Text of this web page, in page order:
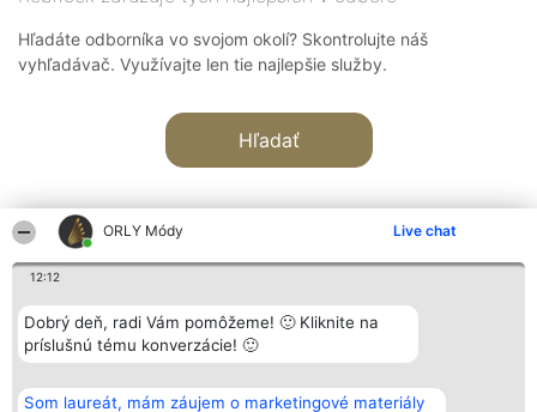
ORLY Módy Live chat
12:12
Dobrý deň, radi Vám pomôžeme! 🙂 Kliknite na
príslušnú tému konverzácie! 🙂
Som laureát, mám záujem o marketingové materiály
Hľadáte odborníka vo svojom okolí? Skontrolujte náš
vyhľadávač. Využívajte len tie najlepšie služby.
Hľadať
Organizátor hodnotenia
Bright Side Solutions sp. z o.
o. sp. k.
Wrocław 50-079
KRS 0000749100 | Regon
Hodnotenie
Laureáti
Lista
Laureatów
Podmienky
Kontakt
Kontakt